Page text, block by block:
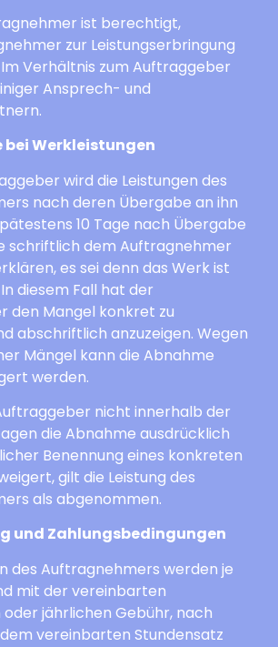
ist berechtigt,
zur Leistungserbringung
Verhältnis zum Auftraggeber
Ansprech- und
bei Werkleistungen
wird die Leistungen des
nach deren Übergabe an ihn
10 Tage nach Übergabe
schriftlich dem Auftragnehmer
es sei denn das Werk ist
diesem Fall hat der
den Mangel konkret zu
abschriftlich anzuzeigen. Wegen
Mängel kann die Abnahme
werden.
nicht innerhalb der
die Abnahme ausdrücklich
Benennung eines konkreten
gilt die Leistung des
als abgenommen.
und Zahlungsbedingungen
des Auftragnehmers werden je
mit der vereinbarten
jährlichen Gebühr, nach
vereinbarten Stundensatz